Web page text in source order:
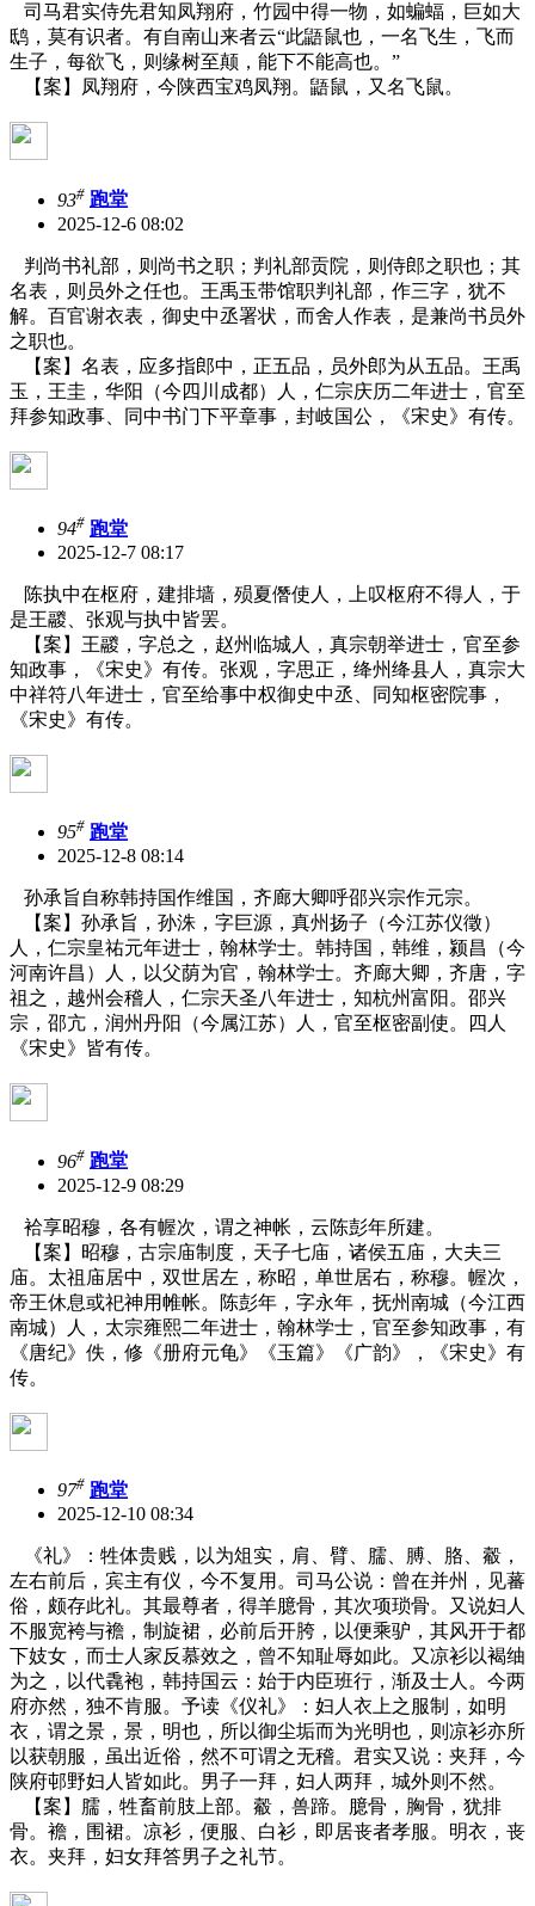
司马君实侍先君知凤翔府，竹园中得一物，如蝙蝠，巨如大
鸱，莫有识者。有自南山来者云“此鼯鼠也，一名飞生，飞而
生子，每欲飞，则缘树至颠，能下不能高也。”
【案】凤翔府，今陕西宝鸡凤翔。鼯鼠，又名飞鼠。
93# 跑堂
2025-12-6 08:02
判尚书礼部，则尚书之职；判礼部贡院，则侍郎之职也；其
名表，则员外之任也。王禹玉带馆职判礼部，作三字，犹不
解。百官谢衣表，御史中丞署状，而舍人作表，是兼尚书员外
之职也。
【案】名表，应多指郎中，正五品，员外郎为从五品。王禹
玉，王圭，华阳（今四川成都）人，仁宗庆历二年进士，官至
拜参知政事、同中书门下平章事，封岐国公，《宋史》有传。
94# 跑堂
2025-12-7 08:17
陈执中在枢府，建排墙，殒夏僭使人，上叹枢府不得人，于
是王鬷、张观与执中皆罢。
【案】王鬷，字总之，赵州临城人，真宗朝举进士，官至参
知政事，《宋史》有传。张观，字思正，绛州绛县人，真宗大
中祥符八年进士，官至给事中权御史中丞、同知枢密院事，
《宋史》有传。
95# 跑堂
2025-12-8 08:14
孙承旨自称韩持国作维国，齐廊大卿呼邵兴宗作元宗。
【案】孙承旨，孙洙，字巨源，真州扬子（今江苏仪徵）
人，仁宗皇祐元年进士，翰林学士。韩持国，韩维，颍昌（今
河南许昌）人，以父荫为官，翰林学士。齐廊大卿，齐唐，字
祖之，越州会稽人，仁宗天圣八年进士，知杭州富阳。邵兴
宗，邵亢，润州丹阳（今属江苏）人，官至枢密副使。四人
《宋史》皆有传。
96# 跑堂
2025-12-9 08:29
袷享昭穆，各有幄次，谓之神帐，云陈彭年所建。
【案】昭穆，古宗庙制度，天子七庙，诸侯五庙，大夫三
庙。太祖庙居中，双世居左，称昭，单世居右，称穆。幄次，
帝王休息或祀神用帷帐。陈彭年，字永年，抚州南城（今江西
南城）人，太宗雍熙二年进士，翰林学士，官至参知政事，有
《唐纪》佚，修《册府元龟》《玉篇》《广韵》，《宋史》有
传。
97# 跑堂
2025-12-10 08:34
《礼》：牲体贵贱，以为俎实，肩、臂、臑、膊、胳、觳，
左右前后，宾主有仪，今不复用。司马公说：曾在并州，见蕃
俗，颇存此礼。其最尊者，得羊臆骨，其次项琐骨。又说妇人
不服宽袴与襜，制旋裙，必前后开胯，以便乘驴，其风开于都
下妓女，而士人家反慕效之，曾不知耻辱如此。又凉衫以褐䌷
为之，以代毳袍，韩持国云：始于内臣班行，渐及士人。今两
府亦然，独不肯服。予读《仪礼》：妇人衣上之服制，如明
衣，谓之景，景，明也，所以御尘垢而为光明也，则凉衫亦所
以获朝服，虽出近俗，然不可谓之无稽。君实又说：夹拜，今
陕府邨野妇人皆如此。男子一拜，妇人两拜，城外则不然。
【案】臑，牲畜前肢上部。觳，兽蹄。臆骨，胸骨，犹排
骨。襜，围裙。凉衫，便服、白衫，即居丧者孝服。明衣，丧
衣。夹拜，妇女拜答男子之礼节。